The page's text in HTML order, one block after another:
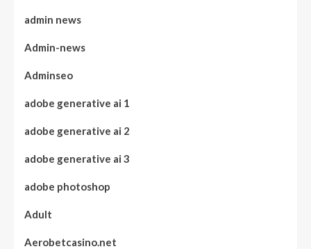
admin news
Admin-news
Adminseo
adobe generative ai 1
adobe generative ai 2
adobe generative ai 3
adobe photoshop
Adult
Aerobetcasino.net